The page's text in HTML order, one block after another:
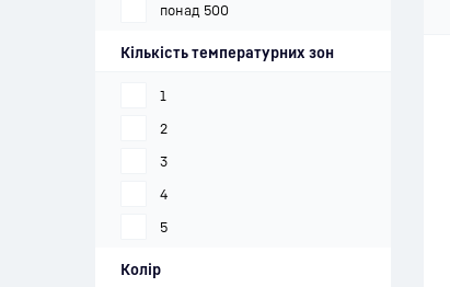
понад 500
Кількість температурних зон
1
2
3
4
5
Колір